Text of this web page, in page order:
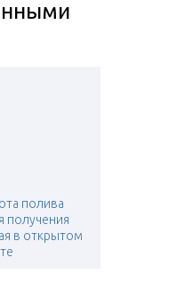
полива
получения
в открытом